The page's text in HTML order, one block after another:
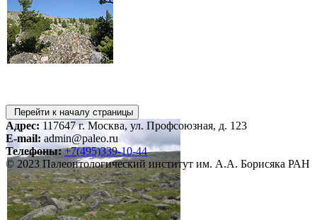
Перейти к началу страницы
Адрес: 117647 г. Москва, ул. Профсоюзная, д. 123
E-mail: admin@paleo.ru
Телефоны: +7(495)339-10-44
© 2023 Палеонтологический институт им. А.А. Борисяка РАН